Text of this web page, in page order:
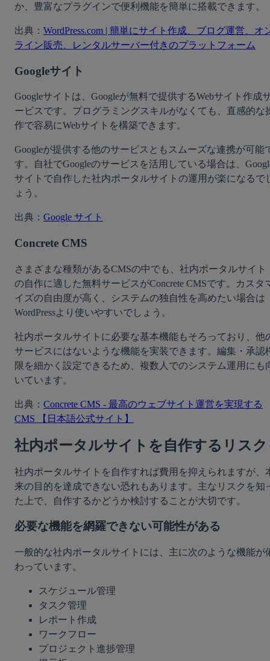
か、豊富なプラグインで便利機能を簡単に搭載できます。
出典： WordPress.com | 簡単にサイト作成、ブログ運営、オ
ライン販売、レンタルサーバー付きのプラットフォーム
Googleサイト
Googleサイトは、Googleが無料で提供するWebサイト作成
ービスです。プログラミングスキルがなくても、直感的な
作で容易にWebサイトを構築できます。
Googleが提供する他のサービスともスムーズな連携が可能
す。自社でGoogleのサービスを活用している場合は、
サイトで自作した社内ポータルサイトの運用が楽になるで
ょう。
出典： Google サイト
Concrete CMS
さまざまな種類があるCMSの中でも、社内ポータルサイト
の自作に適した無料サービスがConcrete CMSです。カスタ
イズの自由度が高く、システムの独自性を高めたい場合は
WordPressより使いやすいでしょう。
社内ポータルサイトに必要な基本機能もそろっており、他
サービスにはないような機能を実装できます。編集・承認
限を細かく設定できるため、複数人でのシステム運用にも
いています。
出典： Concrete CMS - 最高のウェブサイト運営を実現する
CMS 【日本語公式サイト】
社内ポータルサイトを自作するリスク
社内ポータルサイトを自作すれば費用を抑えられますが、
来の目的を達成できない恐れもあります。主なリスクを知
た上で、自作するかどうか検討することが大切です。
必要な機能を網羅できない可能性がある
一般的な社内ポータルサイトには、主に次のような機能が
わっています。
スケジュール管理
タスク管理
レポート作成
ワークフロー
プロジェクト進捗管理